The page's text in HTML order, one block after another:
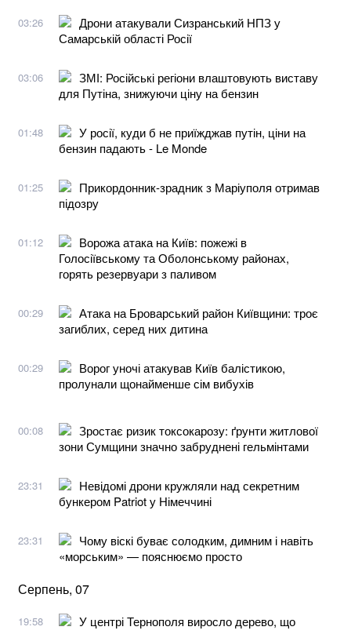
03:26
Дрони атакували Сизранський НПЗ у
Самарській області Росії
03:06
ЗМІ: Російські регіони влаштовують виставу
для Путіна, знижуючи ціну на бензин
01:48
У росії, куди б не приїжджав путін, ціни на
бензин падають - Le Monde
01:25
Прикордонник-зрадник з Маріуполя отримав
підозру
01:12
Ворожа атака на Київ: пожежі в
Голосіївському та Оболонському районах,
горять резервуари з паливом
00:29
Атака на Броварський район Київщини: троє
загиблих, серед них дитина
00:29
Ворог уночі атакував Київ балістикою,
пролунали щонайменше сім вибухів
00:08
Зростає ризик токсокарозу: ґрунти житлової
зони Сумщини значно забруднені гельмінтами
23:31
Невідомі дрони кружляли над секретним
бункером Patriot у Німеччині
23:31
Чому віскі буває солодким, димним і навіть
«морським» — пояснюємо просто
Серпень, 07
19:58
У центрі Тернополя виросло дерево, що